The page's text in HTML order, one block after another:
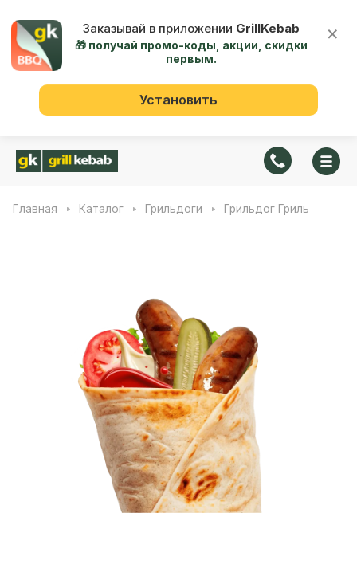
Заказывай в приложении GrillKebab
🎁 получай промо-коды, акции, скидки
первым.
×
Установить
Главная Каталог Грильдоги Грильдог Гриль